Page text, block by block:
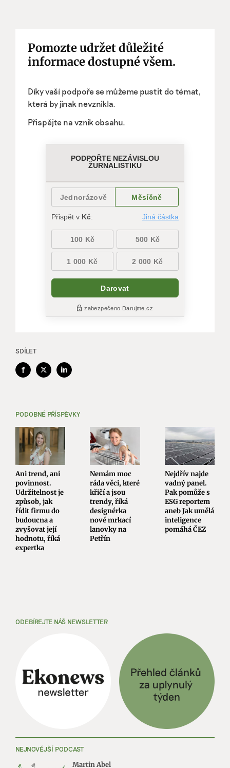
Pomozte udržet důležité
informace dostupné všem.
Díky vaší podpoře se můžeme pustit do témat,
která by jinak nevznikla.
Přispějte na vznik obsahu.
SDÍLET
Facebook
X LinkedIn
PODOBNÉ PŘÍSPĚVKY
Ani trend, ani
povinnost.
Udržitelnost je
způsob, jak
řídit firmu do
budoucna a
zvyšovat její
hodnotu, říká
expertka
Nemám moc
ráda věci, které
křičí a jsou
trendy, říká
designérka
nové mrkací
lanovky na
Petřín
Nejdřív najde
vadný panel.
Pak pomůže s
ESG reportem
aneb Jak umělá
inteligence
pomáhá ČEZ
ODEBÍREJTE NÁŠ NEWSLETTER
NEJNOVĚJŠÍ PODCAST
Martin Abel